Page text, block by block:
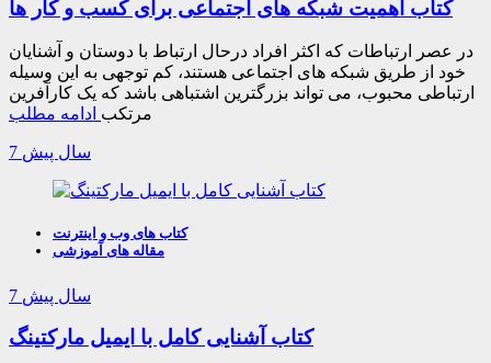
کتاب اهمیت شبکه های اجتماعی برای کسب و کار ها
در عصر ارتباطات که اکثر افراد درحال ارتباط با دوستان و آشنایان
خود از طریق شبکه های اجتماعی هستند، کم توجهی به این وسیله
ارتباطی محبوب، می تواند بزرگترین اشتباهی باشد که یک کارآفرین
مرتکب ادامه مطلب
7 سال پیش
کتاب های وب و اینترنت
مقاله های آموزشی
7 سال پیش
کتاب آشنایی کامل با ایمیل مارکتینگ